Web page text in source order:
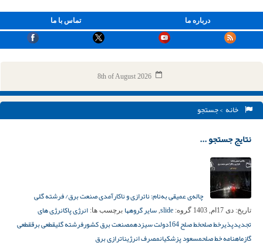
تماس با ما درباره ما
8th of August 2026
خانه > جستجو
نتایج جستجو ...
چاله‌ی عمیقی به‌نام: ناترازی و ناکارآمدی صنعت برق/ فرشته گلی
تاریخ: دی 17ام, 1403 گروه: slide
, سایر گروهها برچسب ها: انرژی پاکانرژی های
تجدیدپذیرخط صلحخط صلح 164 دولت سیزدهمصنعت برق کشورفرشته گلیقطعی برققطعی
گازماهنامه خط صلحمسعود پزشکیانمصرف انرژیناترازی برق